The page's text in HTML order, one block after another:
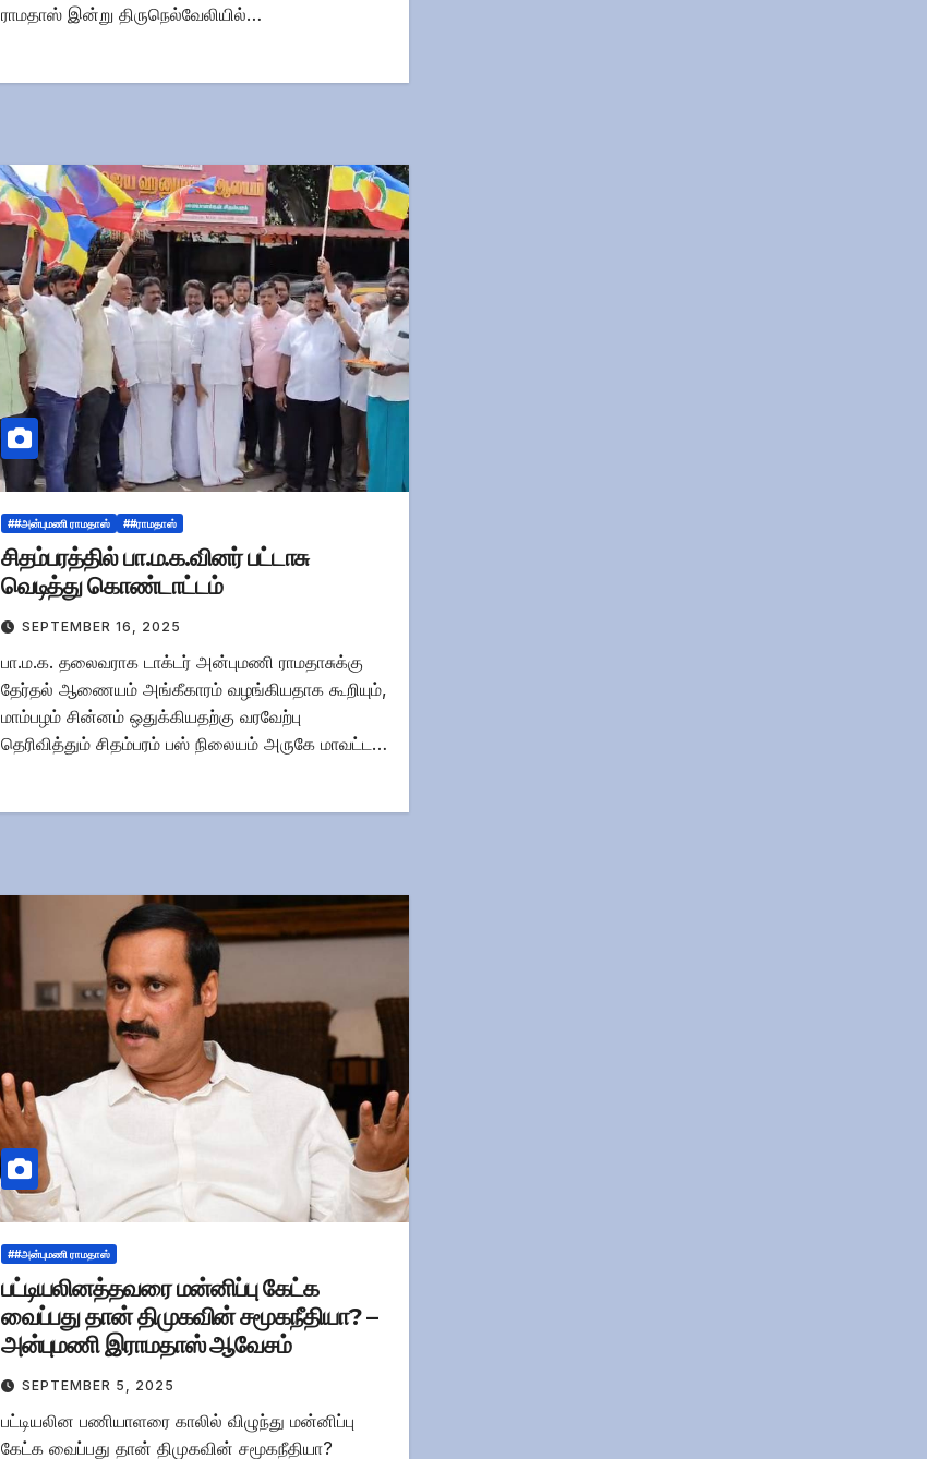
ராமதாஸ் இன்று திருநெல்வேலியில்…
##அன்புமணி ராமதாஸ் ##ராமதாஸ்
சிதம்பரத்தில் பா.ம.க.வினர் பட்டாசு
வெடித்து கொண்டாட்டம்
SEPTEMBER 16, 2025
பா.ம.க. தலைவராக டாக்டர் அன்புமணி ராமதாசுக்கு
தேர்தல் ஆணையம் அங்கீகாரம் வழங்கியதாக கூறியும்,
மாம்பழம் சின்னம் ஒதுக்கியதற்கு வரவேற்பு
தெரிவித்தும் சிதம்பரம் பஸ் நிலையம் அருகே மாவட்ட…
##அன்புமணி ராமதாஸ்
பட்டியலினத்தவரை மன்னிப்பு கேட்க
வைப்பது தான் திமுகவின் சமூகநீதியா? –
அன்புமணி இராமதாஸ் ஆவேசம்
SEPTEMBER 5, 2025
பட்டியலின பணியாளரை காலில் விழுந்து மன்னிப்பு
கேட்க வைப்பது தான் திமுகவின் சமூகநீதியா?